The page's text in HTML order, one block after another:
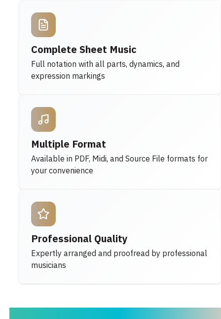
Complete Sheet Music
Full notation with all parts, dynamics, and
expression markings
Multiple Format
Available in PDF, Midi, and Source File formats for
your convenience
Professional Quality
Expertly arranged and proofread by professional
musicians